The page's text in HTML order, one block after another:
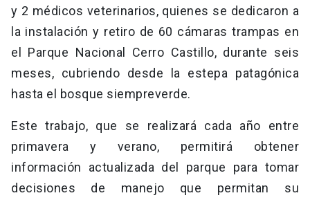
y 2 médicos veterinarios, quienes se dedicaron a
la instalación y retiro de 60 cámaras trampas en
el Parque Nacional Cerro Castillo, durante seis
meses, cubriendo desde la estepa patagónica
hasta el bosque siempreverde.
Este trabajo, que se realizará cada año entre
primavera y verano, permitirá obtener
información actualizada del parque para tomar
decisiones de manejo que permitan su